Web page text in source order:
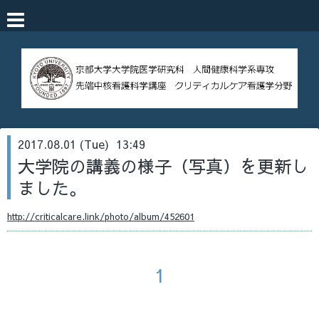
2017.08.01 (Tue) 13:49
大学院の講義の様子（写真）を更新し
ました。
http://criticalcare.link/photo/album/452601
1